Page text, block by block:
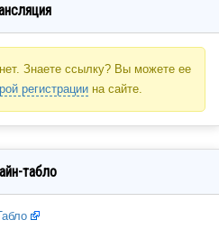
Знаете ссылку? Вы можете ее
регистрации на сайте.
табло